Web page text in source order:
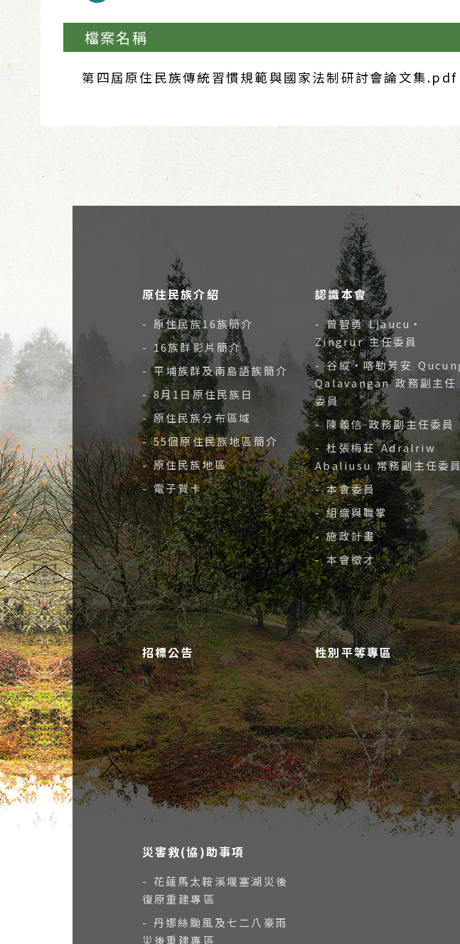
檔案名稱
第四屆原住民族傳統習慣規範與國家法制研討會論文集.pdf
原住民族介紹
- 原住民族16族簡介
- 16族群影片簡介
- 平埔族群及南島語族簡介
- 8月1日原住民族日
- 原住民族分布區域
- 55個原住民族地區簡介
- 原住民族地區
- 電子賀卡
認識本會
- 曾智勇 Ljaucu‧
Zingrur 主任委員
- 谷縱‧喀勒芳安
Qalavangan 政務副主任
委員
- 陳義信 政務副主任委員
- 杜張梅莊 Adralriw
Abaliusu 常務副主任委
- 本會委員
- 組織與職掌
- 施政計畫
- 本會徵才
招標公告 性別平等專區
災害救(協)助事項
- 花蓮馬太鞍溪堰塞湖災後
復原重建專區
- 丹娜絲颱風及七二八豪雨
災後重建專區